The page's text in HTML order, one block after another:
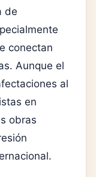
de
conectan
Aunque el
al
en
obras